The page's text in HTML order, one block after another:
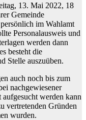
13. Mai 2022, 18
Gemeinde
im Wahlamt
Personalausweis und
werden dann
besteht die
Stelle auszuüben.
auch noch bis zum
nachgewiesener
werden kann
vertretenden Gründen
wurden.